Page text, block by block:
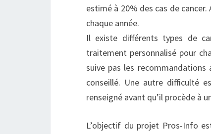
estimé à 20% des cas de
chaque année.
Il existe différents types de
traitement personnalisé pour
suive pas les recommandations
conseillé. Une autre difficulté
renseigné avant qu’il procède à
L’objectif du projet Pros-Info